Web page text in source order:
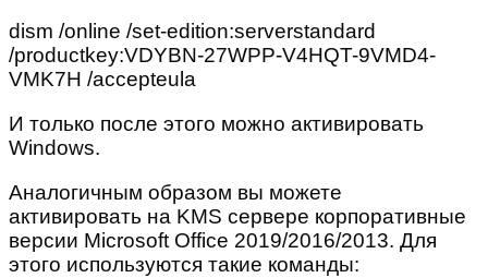
dism /online /set-edition:serverstandard
/productkey:VDYBN-27WPP-V4HQT-9VMD4-
VMK7H /accepteula
И только после этого можно активировать
Windows.
Аналогичным образом вы можете
активировать на KMS сервере корпоративные
версии Microsoft Office 2019/2016/2013. Для
этого используются такие команды: